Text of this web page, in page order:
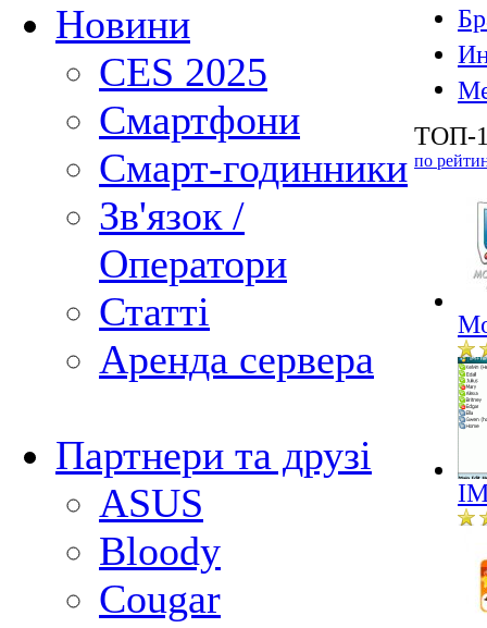
Новини
CES 2025
Смартфони
Смарт-годинники
Зв'язок /
Оператори
Статті
Аренда сервера
Партнери та друзі
ASUS
Bloody
Cougar
ТОП-
по